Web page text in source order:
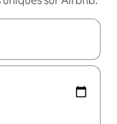
les en utilisant